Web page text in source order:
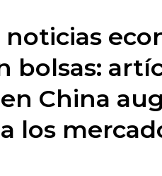
bolsas:
China
los